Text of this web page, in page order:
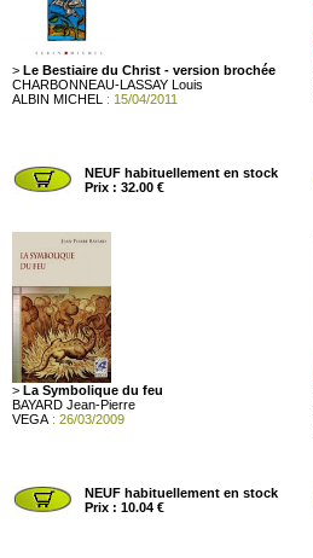
> Le Bestiaire du Christ - version brochée
CHARBONNEAU-LASSAY Louis
ALBIN MICHEL
: 15/04/2011
NEUF habituellement en stock
Prix : 32.00 €
> La Symbolique du feu
BAYARD Jean-Pierre
VEGA : 26/03/2009
NEUF habituellement en stock
Prix : 10.04 €